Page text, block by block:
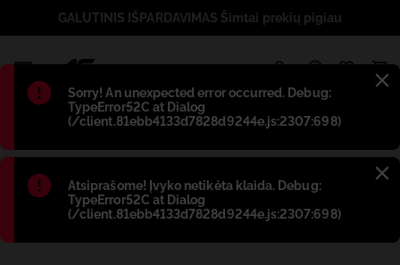
Błąd:
Sorry! An unexpected error occurred. Debug:
TypeError52C at Dialog
(/client.81ebb4133d7828d9244e.js:2307:698)
Błąd:
Atsiprašome! Įvyko netikėta klaida. Debug:
TypeError52C at Dialog
(/client.81ebb4133d7828d9244e.js:2307:698)
GALUTINIS IŠPARDAVIMAS Šimtai prekių pigiau